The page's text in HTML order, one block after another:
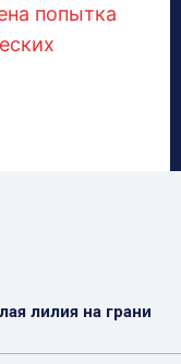
попытка
лилия на грани